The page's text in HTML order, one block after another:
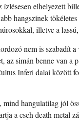
ízlésesen elhelyezett
hangszínek
illetve a
nem is szabadít
az simán benne van a
Inferi dalai között
mind hangulatilag jól
a cseh death metal